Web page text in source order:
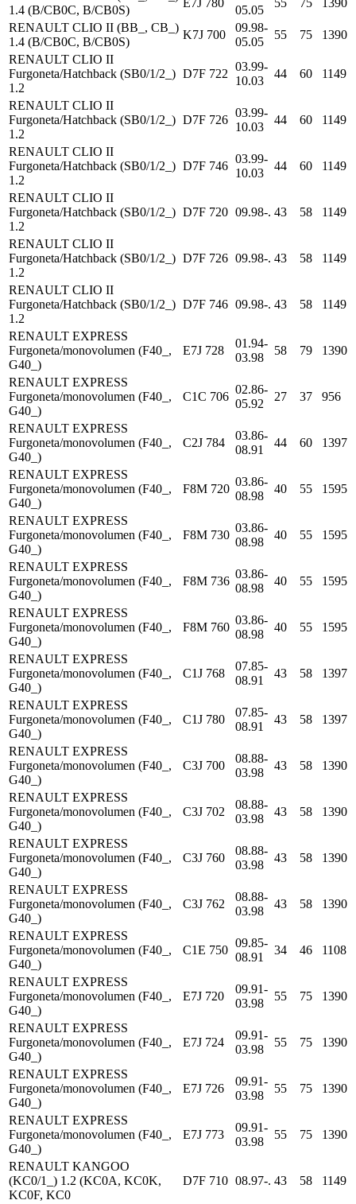
1.4 (B/CB0C, B/CB0S)
05.05
RENAULT CLIO II (BB_, CB_)
1.4 (B/CB0C, B/CB0S)
K7J 700
09.98-
05.05
55 75
1390
RENAULT CLIO II
Furgoneta/Hatchback (SB0/1/2_)
1.2
D7F 722
03.99-
10.03
44 60 1149
RENAULT CLIO II
Furgoneta/Hatchback (SB0/1/2_)
1.2
D7F 726
03.99-
10.03
44 60 1149
RENAULT CLIO II
Furgoneta/Hatchback (SB0/1/2_)
1.2
D7F 746
03.99-
10.03
44 60 1149
RENAULT CLIO II
Furgoneta/Hatchback (SB0/1/2_)
1.2
D7F 720 09.98-. 43 58 1149
RENAULT CLIO II
Furgoneta/Hatchback (SB0/1/2_)
1.2
D7F 726 09.98-. 43 58 1149
RENAULT CLIO II
Furgoneta/Hatchback (SB0/1/2_)
1.2
D7F 746 09.98-. 43 58 1149
RENAULT EXPRESS
Furgoneta/monovolumen (F40_,
G40_)
E7J 728
01.94-
03.98
58 79 1390
RENAULT EXPRESS
Furgoneta/monovolumen (F40_,
G40_)
C1C 706
02.86-
05.92
27 37 956
RENAULT EXPRESS
Furgoneta/monovolumen (F40_,
G40_)
C2J 784
03.86-
08.91
44 60 1397
RENAULT EXPRESS
Furgoneta/monovolumen (F40_,
G40_)
F8M 720
03.86-
08.98
40 55 1595
RENAULT EXPRESS
Furgoneta/monovolumen (F40_,
G40_)
F8M 730
03.86-
08.98
40 55 1595
RENAULT EXPRESS
Furgoneta/monovolumen (F40_,
G40_)
F8M 736
03.86-
08.98
40 55 1595
RENAULT EXPRESS
Furgoneta/monovolumen (F40_,
G40_)
F8M 760
03.86-
08.98
40 55 1595
RENAULT EXPRESS
Furgoneta/monovolumen (F40_,
G40_)
C1J 768
07.85-
08.91
43 58 1397
RENAULT EXPRESS
Furgoneta/monovolumen (F40_,
G40_)
C1J 780
07.85-
08.91
43 58 1397
RENAULT EXPRESS
Furgoneta/monovolumen (F40_,
G40_)
C3J 700
08.88-
03.98
43 58 1390
RENAULT EXPRESS
Furgoneta/monovolumen (F40_,
G40_)
C3J 702
08.88-
03.98
43 58 1390
RENAULT EXPRESS
Furgoneta/monovolumen (F40_,
G40_)
C3J 760
08.88-
03.98
43 58 1390
RENAULT EXPRESS
Furgoneta/monovolumen (F40_,
G40_)
C3J 762
08.88-
03.98
43 58 1390
RENAULT EXPRESS
Furgoneta/monovolumen (F40_,
G40_)
C1E 750
09.85-
08.91
34 46 1108
RENAULT EXPRESS
Furgoneta/monovolumen (F40_,
G40_)
E7J 720
09.91-
03.98
55 75 1390
RENAULT EXPRESS
Furgoneta/monovolumen (F40_,
G40_)
E7J 724
09.91-
03.98
55 75 1390
RENAULT EXPRESS
Furgoneta/monovolumen (F40_,
G40_)
E7J 726
09.91-
03.98
55 75 1390
RENAULT EXPRESS
Furgoneta/monovolumen (F40_,
G40_)
E7J 773
09.91-
03.98
55 75 1390
RENAULT KANGOO
(KC0/1_) 1.2 (KC0A, KC0K,
KC0F, KC0
D7F 710 08.97-. 43 58 1149